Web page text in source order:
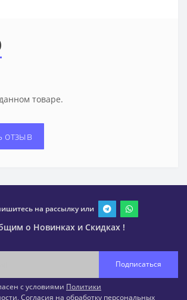
товаре.
отзыв
на рассылку или
о Новинках и Скидках !
Подписаться
с условиями Политики
, Согласия на обработку персональных